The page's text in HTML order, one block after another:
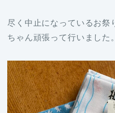
尽く中止になっているお祭
ちゃん頑張って行いました。